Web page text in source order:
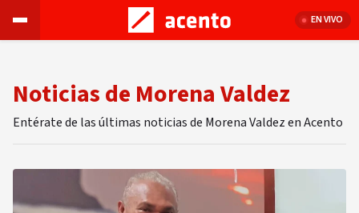
EN VIVO
Noticias de Morena Valdez
Entérate de las últimas noticias de Morena Valdez en Acento